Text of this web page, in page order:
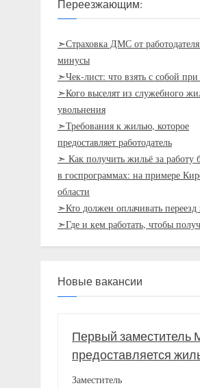
Переезжающим:
➣Страховка ДМС от
минусы
➣Чек-лист: что взять с собой при
➣Кого выселят из служебного
увольнения
➣Требования к жилью, которое
предоставляет работодатель
➣ Как получить жильё за работу
в госпрограммах: на примере
области
➣Кто должен оплачивать переезд
➣Где и кем работать, чтобы
Новые вакансии
Первый заместитель
предоставляется
Заместитель